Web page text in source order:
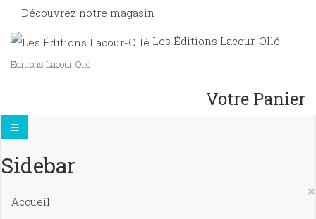
Découvrez notre magasin
Les Éditions Lacour-Ollé
Editions Lacour Ollé
Votre Panier
Sidebar
×
Accueil